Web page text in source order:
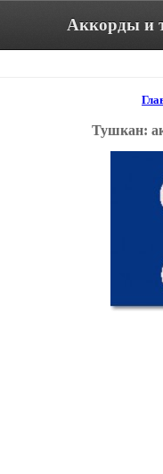
Аккорды и
Тушкан: